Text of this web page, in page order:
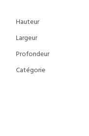
Hauteur
Largeur
Profondeur
Catégorie